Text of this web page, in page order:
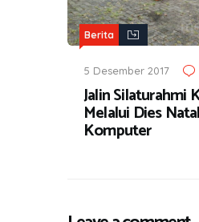
Berita
5 Desember 2017
Jalin Silaturahmi
Melalui Dies
Komputer